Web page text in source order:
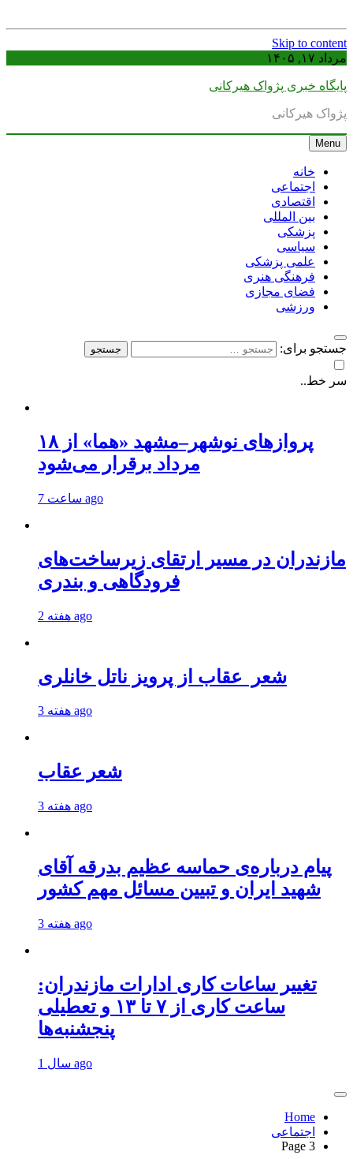
Skip to content
مرداد ۱۷, ۱۴۰۵
پایگاه خبری پژواک هیرکانی
پژواک هیرکانی
Menu
خانه
اجتماعی
اقتصادی
بین المللی
پزشکی
سیاسی
علمی پزشکی
فرهنگی هنری
فضای مجازی
ورزشی
جستجو برای:
سر خط..
پروازهای نوشهر–مشهد «هما» از ۱۸
مرداد برقرار می‌شود
7 ساعت ago
مازندران در مسیر ارتقای زیرساخت‌های
فرودگاهی و بندری
2 هفته ago
شعر عقاب از پرویز ناتل خانلری
3 هفته ago
شعر عقاب
3 هفته ago
پیام درباره‌ی حماسه عظیم بدرقه آقای
شهید ایران و تبیین مسائل مهم کشور
3 هفته ago
تغییر ساعات کاری ادارات مازندران:
ساعت کاری از ۷ تا ۱۳ و تعطیلی
پنجشنبه‌ها
1 سال ago
Home
اجتماعی
Page 3